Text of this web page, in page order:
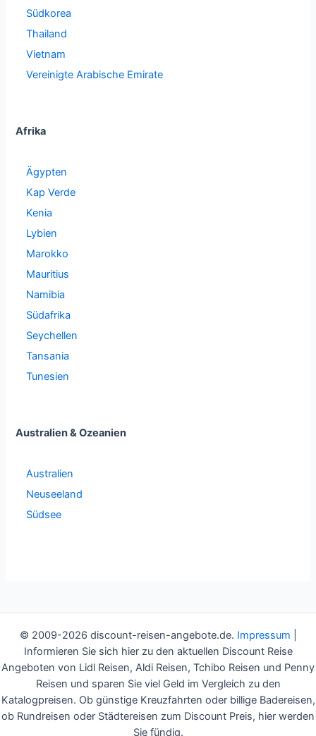
Südkorea
Thailand
Vietnam
Vereinigte Arabische Emirate
Afrika
Ägypten
Kap Verde
Kenia
Lybien
Marokko
Mauritius
Namibia
Südafrika
Seychellen
Tansania
Tunesien
Australien & Ozeanien
Australien
Neuseeland
Südsee
© 2009-2026 discount-reisen-angebote.de. Impressum
Informieren Sie sich hier zu den aktuellen Discount Reise
Angeboten von Lidl Reisen, Aldi Reisen, Tchibo Reisen und Penny
Reisen und sparen Sie viel Geld im Vergleich zu den
Katalogpreisen. Ob günstige Kreuzfahrten oder billige Badereisen,
ob Rundreisen oder Städtereisen zum Discount Preis, hier werden
Sie fündig.